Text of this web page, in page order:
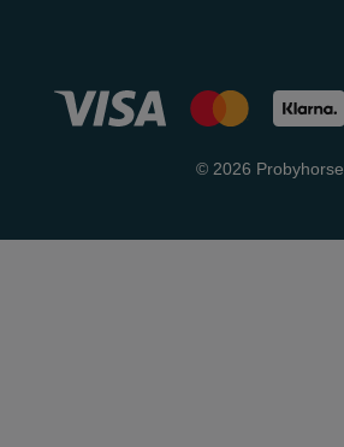
© 2026 Probyhorse